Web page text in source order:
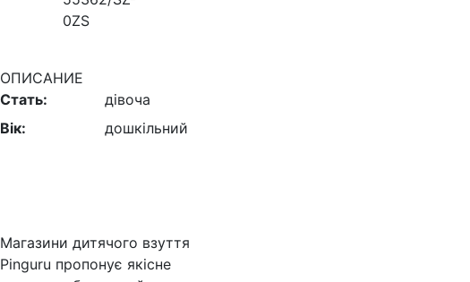
ОПИСАНИЕ
Стать:
дівоча
Вік:
дошкільний
Магазини дитячого взуття
Pinguru пропонує якісне